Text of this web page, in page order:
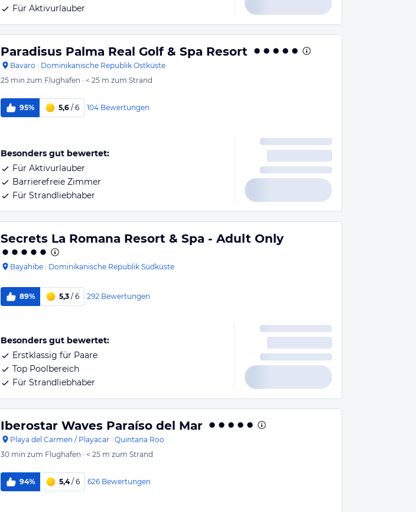
Für Aktivurlauber
Paradisus Palma Real Golf & Spa Resort
Bavaro · Dominikanische Republik Ostküste
25 min zum Flughafen · < 25 m zum Strand
95% 5,6 / 6 104 Bewertungen
Besonders gut bewertet:
Für Aktivurlauber
Barrierefreie Zimmer
Für Strandliebhaber
Secrets La Romana Resort & Spa - Adult Only
Bayahibe · Dominikanische Republik Südküste
89% 5,3 / 6 292 Bewertungen
Besonders gut bewertet:
Erstklassig für Paare
Top Poolbereich
Für Strandliebhaber
Iberostar Waves Paraíso del Mar
Playa del Carmen / Playacar · Quintana Roo
30 min zum Flughafen · < 25 m zum Strand
94% 5,4/ 6 626 Bewertungen